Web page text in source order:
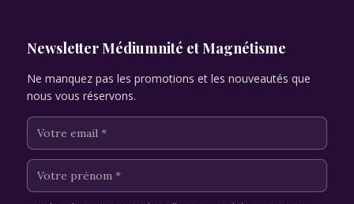
Newsletter Médiumnité et Magnétisme
Ne manquez pas les promotions et les nouveautés que
nous vous réservons.